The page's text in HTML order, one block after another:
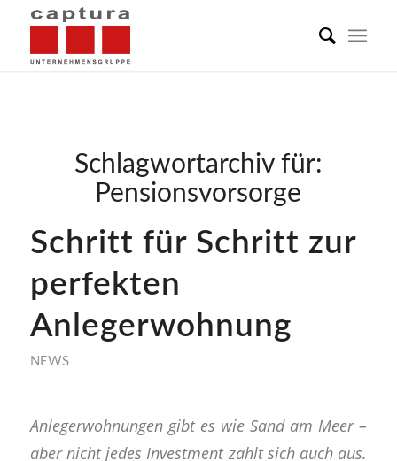
Schlagwortarchiv für:
Pensionsvorsorge
Schritt für Schritt zur
perfekten
Anlegerwohnung
NEWS
Anlegerwohnungen gibt es wie Sand am Meer –
aber nicht jedes Investment zahlt sich auch aus.